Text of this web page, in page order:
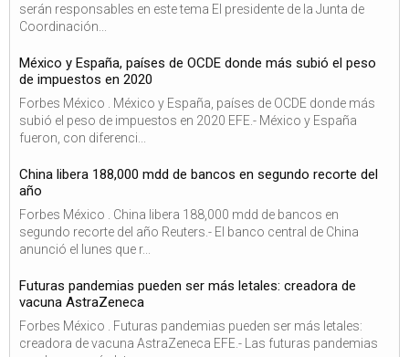
serán responsables en este tema El presidente de la Junta de
Coordinación...
México y España, países de OCDE donde más subió el peso
de impuestos en 2020
Forbes México . México y España, países de OCDE donde más
subió el peso de impuestos en 2020 EFE.- México y España
fueron, con diferenci...
China libera 188,000 mdd de bancos en segundo recorte del
año
Forbes México . China libera 188,000 mdd de bancos en
segundo recorte del año Reuters.- El banco central de China
anunció el lunes que r...
Futuras pandemias pueden ser más letales: creadora de
vacuna AstraZeneca
Forbes México . Futuras pandemias pueden ser más letales:
creadora de vacuna AstraZeneca EFE.- Las futuras pandemias